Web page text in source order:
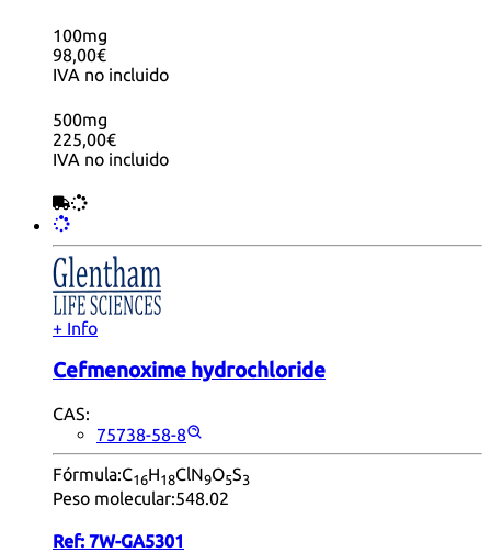
100mg
98,00€
IVA no incluido
500mg
225,00€
IVA no incluido
+ Info
Cefmenoxime hydrochloride
CAS:
75738-58-8
Fórmula:C16H18ClN9O5S3
Peso molecular:548.02
Ref: 7W-GA5301